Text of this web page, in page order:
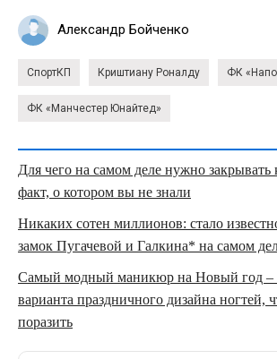
Александр Бойченко
СпортКП Криштиану Роналду ФК
ФК «Манчестер Юнайтед»
Для чего на самом деле нужно
факт, о котором вы не знали
Никаких сотен миллионов: стало
замок Пугачевой и Галкина* на самом
Самый модный маникюр на Новый год –
варианта праздничного дизайна ногтей,
поразить